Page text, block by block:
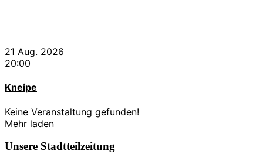
21 Aug. 2026
20:00
Kneipe
Keine Veranstaltung gefunden!
Mehr laden
Unsere Stadtteilzeitung